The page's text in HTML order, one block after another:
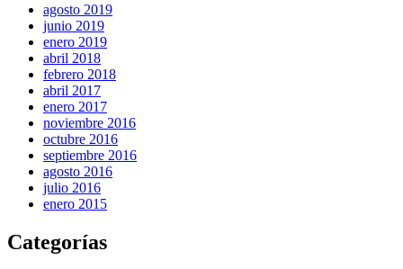
agosto 2019
junio 2019
enero 2019
abril 2018
febrero 2018
abril 2017
enero 2017
noviembre 2016
octubre 2016
septiembre 2016
agosto 2016
julio 2016
enero 2015
Categorías